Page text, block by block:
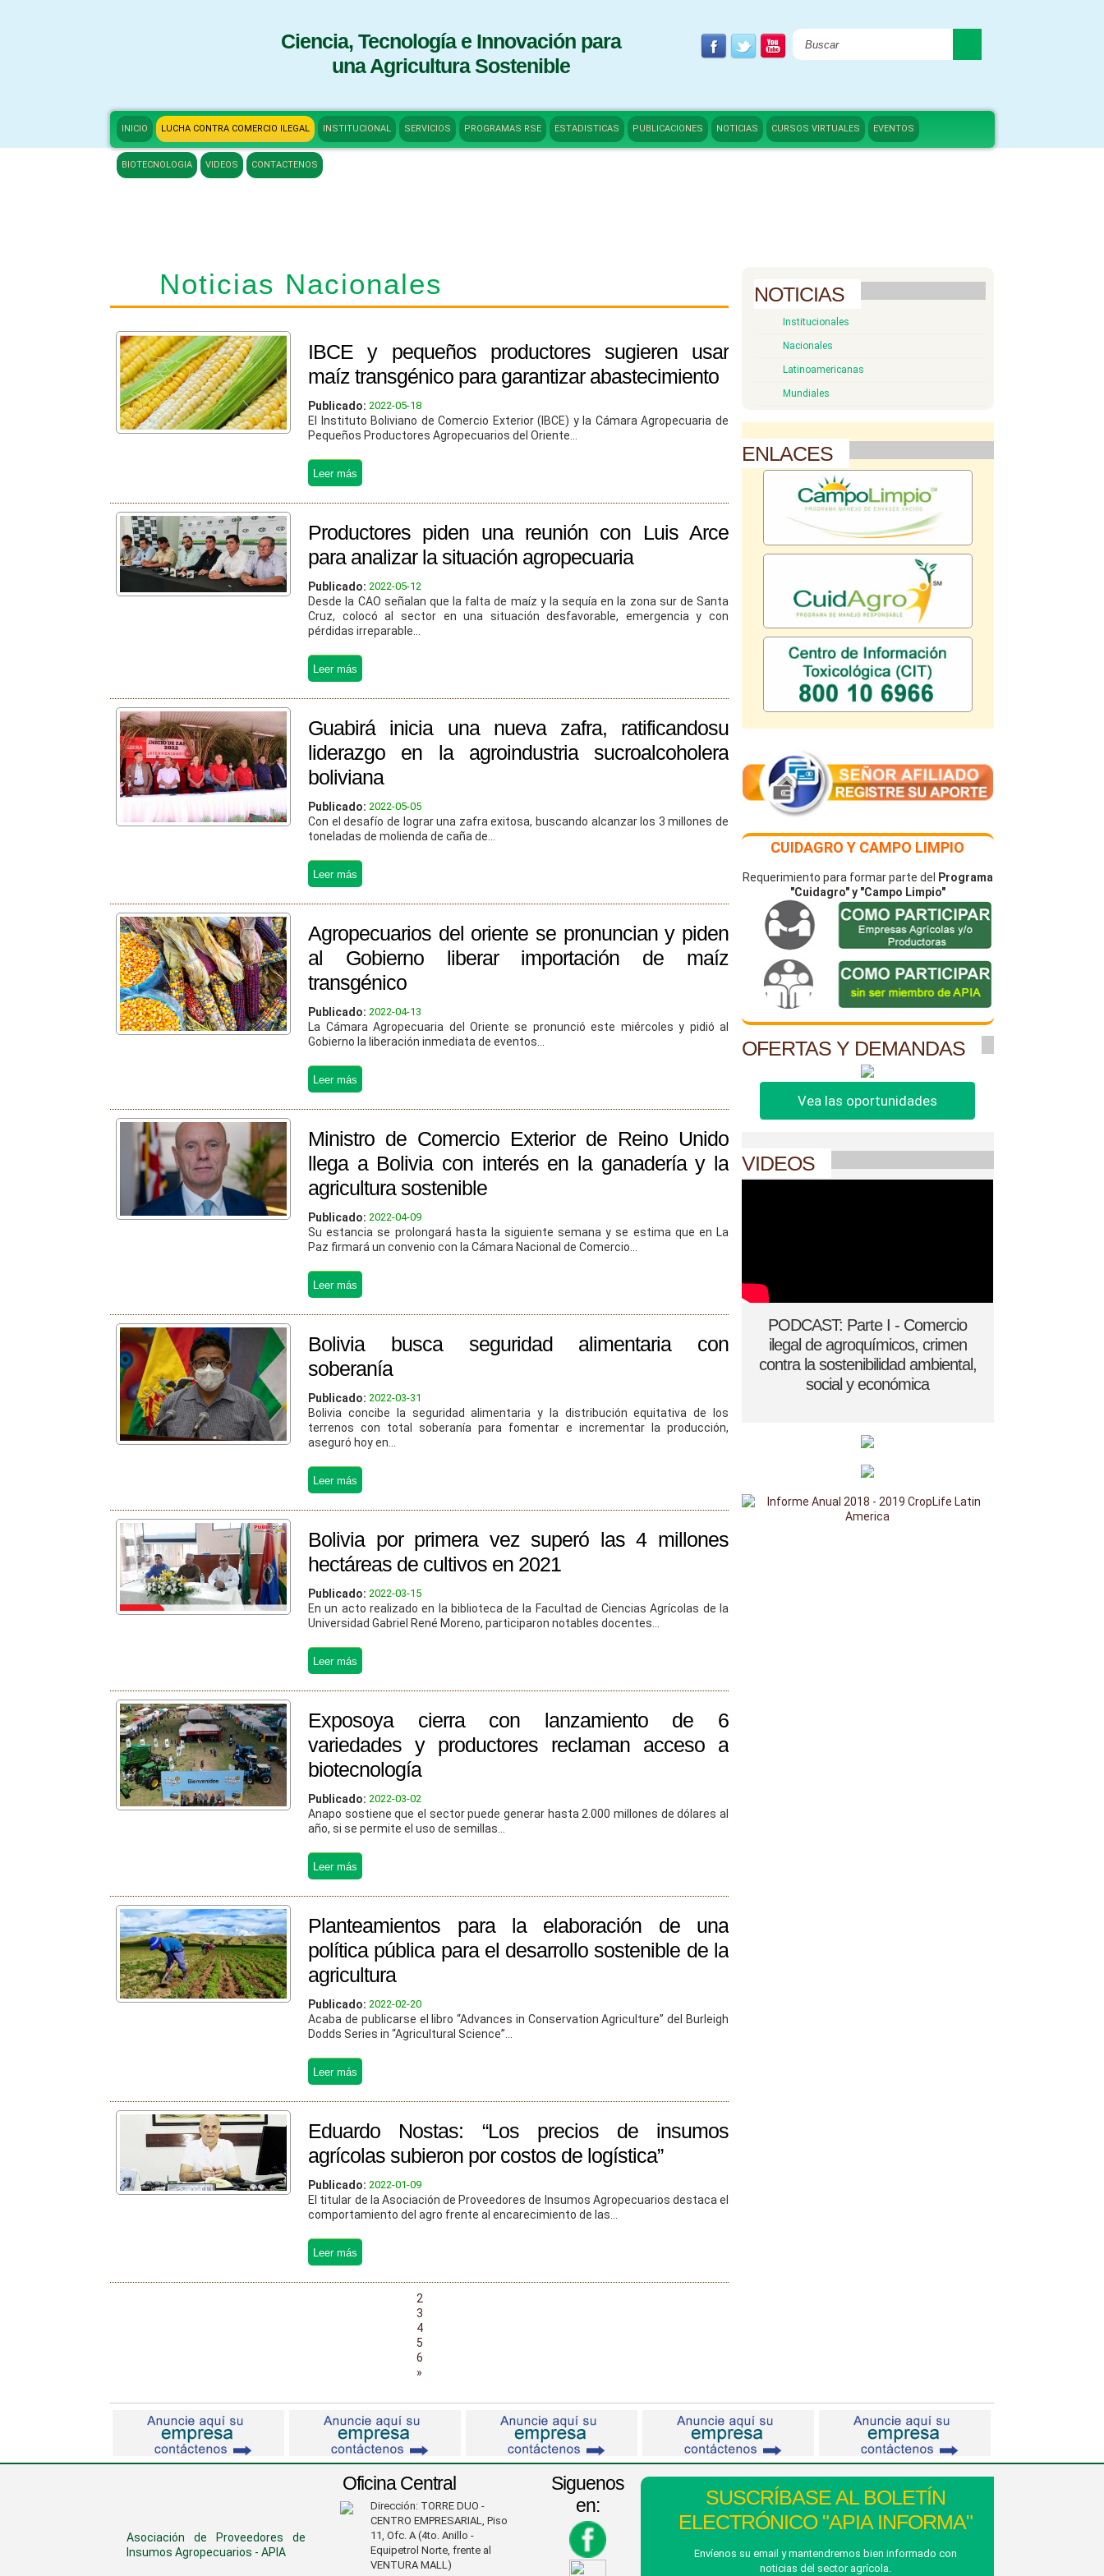
Ciencia, Tecnología e Innovación para
una Agricultura Sostenible
INICIO LUCHA CONTRA COMERCIO ILEGAL INSTITUCIONAL SERVICIOS PROGRAMAS RSE ESTADISTICAS PUBLICACIONES NOTICIAS CURSOS VIRTUALES EVENTOS
BIOTECNOLOGIA VIDEOS CONTACTENOS
Noticias Nacionales
IBCE y pequeños productores sugieren usar
maíz transgénico para garantizar abastecimiento
Publicado:2022-05-18
El Instituto Boliviano de Comercio Exterior (IBCE) y la Cámara Agropecuaria de
Pequeños Productores Agropecuarios del Oriente...
Productores piden una reunión con Luis Arce
para analizar la situación agropecuaria
Publicado:2022-05-12
Desde la CAO señalan que la falta de maíz y la sequía en la zona sur de Santa
Cruz, colocó al sector en una situación desfavorable, emergencia y con
pérdidas irreparable...
Guabirá inicia una nueva zafra, ratificandosu
liderazgo en la agroindustria sucroalcoholera
boliviana
Publicado:2022-05-05
Con el desafío de lograr una zafra exitosa, buscando alcanzar los 3 millones de
toneladas de molienda de caña de...
Agropecuarios del oriente se pronuncian y piden
al Gobierno liberar importación de maíz
transgénico
Publicado:2022-04-13
La Cámara Agropecuaria del Oriente se pronunció este miércoles y pidió al
Gobierno la liberación inmediata de eventos...
Ministro de Comercio Exterior de Reino Unido
llega a Bolivia con interés en la ganadería y la
agricultura sostenible
Publicado:2022-04-09
Su estancia se prolongará hasta la siguiente semana y se estima que en La
Paz firmará un convenio con la Cámara Nacional de Comercio...
Bolivia busca seguridad alimentaria con
soberanía
Publicado:2022-03-31
Bolivia concibe la seguridad alimentaria y la distribución equitativa de los
terrenos con total soberanía para fomentar e incrementar la producción,
aseguró hoy en...
Bolivia por primera vez superó las 4 millones
hectáreas de cultivos en 2021
Publicado:2022-03-15
En un acto realizado en la biblioteca de la Facultad de Ciencias Agrícolas de la
Universidad Gabriel René Moreno, participaron notables docentes...
Exposoya cierra con lanzamiento de 6
variedades y productores reclaman acceso a
biotecnología
Publicado:2022-03-02
Anapo sostiene que el sector puede generar hasta 2.000 millones de dólares al
año, si se permite el uso de semillas...
Planteamientos para la elaboración de una
política pública para el desarrollo sostenible de la
agricultura
Publicado:2022-02-20
Acaba de publicarse el libro “Advances in Conservation Agriculture” del Burleigh
Dodds Series in “Agricultural Science”...
Eduardo Nostas: “Los precios de insumos
agrícolas subieron por costos de logística”
Publicado:2022-01-09
El titular de la Asociación de Proveedores de Insumos Agropecuarios destaca el
comportamiento del agro frente al encarecimiento de las...
2
3
4
5
6
»
NOTICIAS
Institucionales
Nacionales
Latinoamericanas
Mundiales
ENLACES
CUIDAGRO Y CAMPO LIMPIO
Requerimiento para formar parte del
Programa
"Cuidagro" y "Campo Limpio"
OFERTAS Y DEMANDAS
Vea las oportunidades
VIDEOS
PODCAST: Parte I - Comercio
ilegal de agroquímicos, crimen
contra la sostenibilidad ambiental,
social y económica
SUSCRÍBASE AL BOLETÍN
ELECTRÓNICO "APIA INFORMA"
Envíenos su email y mantendremos bien informado con
noticias del sector agrícola.
Asociación de Proveedores de
Insumos Agropecuarios - APIA
Oficina Central
Dirección: TORRE DUO -
CENTRO EMPRESARIAL, Piso
11, Ofc. A (4to. Anillo -
Equipetrol Norte, frente al
VENTURA MALL)
Siguenos
en: